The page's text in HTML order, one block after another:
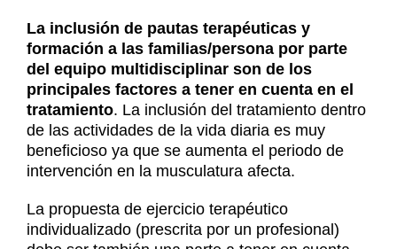
La inclusión de pautas terapéuticas y
formación a las familias/persona por parte
del equipo multidisciplinar son de los
principales factores a tener en cuenta en el
tratamiento. La inclusión del tratamiento dentro
de las actividades de la vida diaria es muy
beneficioso ya que se aumenta el periodo de
intervención en la musculatura afecta.
La propuesta de ejercicio terapéutico
individualizado (prescrita por un profesional)